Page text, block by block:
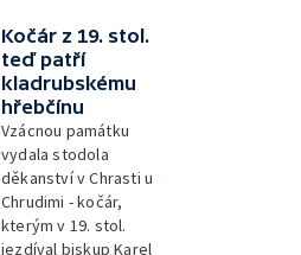
Kočár z 19. stol.
teď patří
kladrubskému
hřebčínu
Vzácnou památku
vydala stodola
děkanství v Chrasti u
Chrudimi - kočár,
kterým v 19. stol.
jezdíval biskup Karel